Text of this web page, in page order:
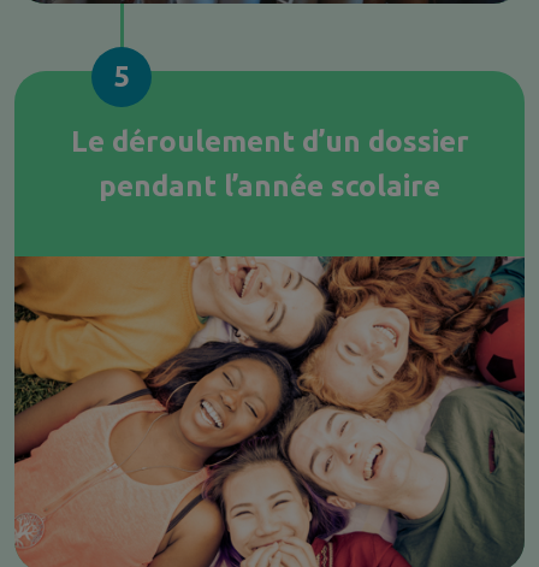
5
Le déroulement d’un dossier
pendant l’année scolaire